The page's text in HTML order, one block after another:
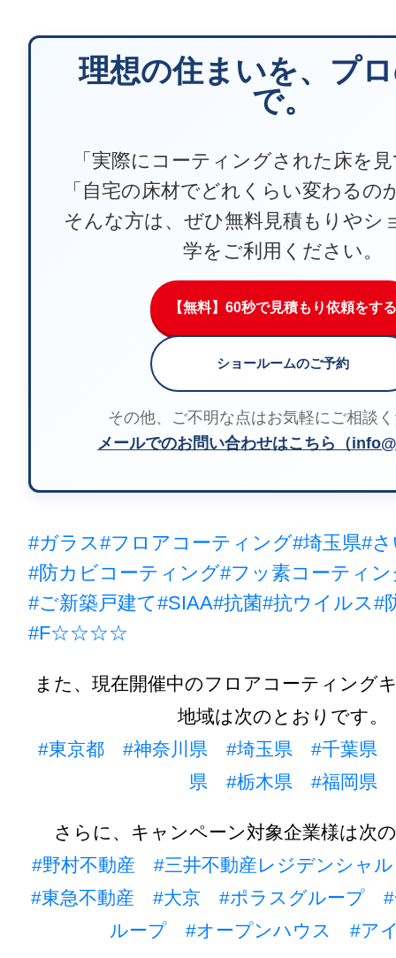
理想の住まいを、プ
で。
「実際にコーティングされた床を
「自宅の床材でどれくらい変わるの
そんな方は、ぜひ無料見積もりやシ
学をご利用ください。
【無料】60秒で見積もり依頼をする
ショールームのご予約
その他、ご不明な点はお気軽にご相談
メールでのお問い合わせはこちら（
#ガラス#フロアコーティング#埼玉県#
#防カビコーティング#フッ素コーティン
#ご新築戸建て#SIAA#抗菌#抗ウイルス#
#F☆☆☆☆
また、現在開催中のフロアコーティング
地域は次のとおりです。
#東京都
#神奈川県 #埼玉県 #千葉県
県
#栃木県 #福岡県
さらに、キャンペーン対象企業様は次
#野村不動産
#三井不動産レジデンシャル
#東急不動産
#大京 #ポラスグループ
ループ
#オープンハウス #ア